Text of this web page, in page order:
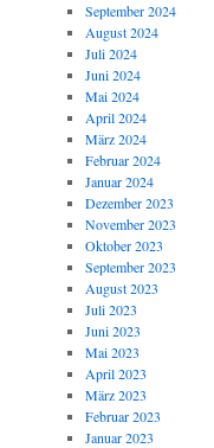
September 2024
August 2024
Juli 2024
Juni 2024
Mai 2024
April 2024
März 2024
Februar 2024
Januar 2024
Dezember 2023
November 2023
Oktober 2023
September 2023
August 2023
Juli 2023
Juni 2023
Mai 2023
April 2023
März 2023
Februar 2023
Januar 2023